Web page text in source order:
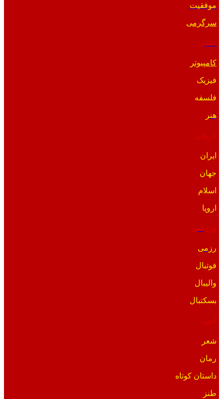
موفقیت
سرگرمی
کامپیوتر
فیزیک
فلسفه
هنر
ایران
جهان
اسلام
اروپا
ورزشی
رزمی
فوتبال
والیبال
بسکتبال
ادبی
شعر
رمان
داستان کوتاه
طنز